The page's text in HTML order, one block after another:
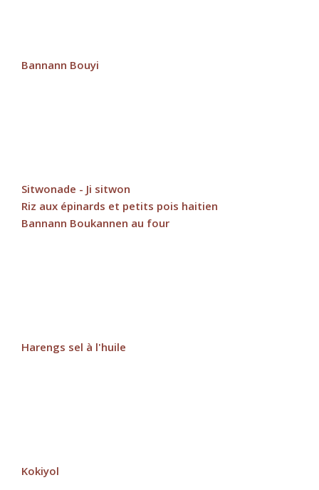
Bannann Bouyi
Sitwonade - Ji sitwon
Riz aux épinards et petits pois haitien
Bannann Boukannen au four
Harengs sel à l'huile
Kokiyol